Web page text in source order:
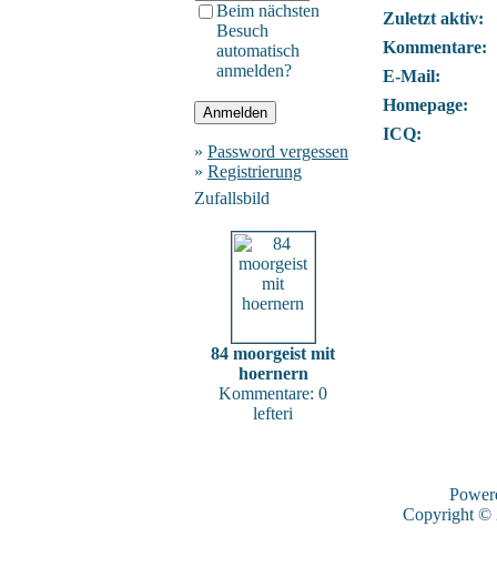
Beim nächsten
Besuch
automatisch
anmelden?
» Password vergessen
» Registrierung
Zufallsbild
84 moorgeist mit
hoernern
Kommentare: 0
lefteri
Zuletzt aktiv:
Kommentare:
E-Mail:
Homepage:
ICQ:
Copyright ©